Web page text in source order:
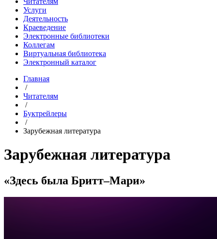
Услуги
Деятельность
Краеведение
Электронные библиотеки
Коллегам
Виртуальная библиотека
Электронный каталог
Главная
/
Читателям
/
Буктрейлеры
/
Зарубежная литература
Зарубежная литература
«Здесь была Бритт–Мари»